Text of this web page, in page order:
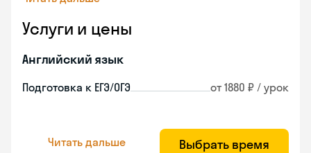
Услуги и цены
Английский язык
Подготовка к ЕГЭ/ОГЭ от 1880 ₽ / урок
Читать дальше Выбрать время